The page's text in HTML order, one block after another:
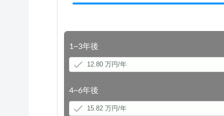
1~3年後
4~6年後